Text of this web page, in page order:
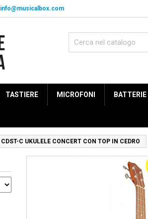
info@musicalbox.com
TASTIERE MICROFONI BATTERIE
CDST-C UKULELE CONCERT CON TOP IN CEDRO